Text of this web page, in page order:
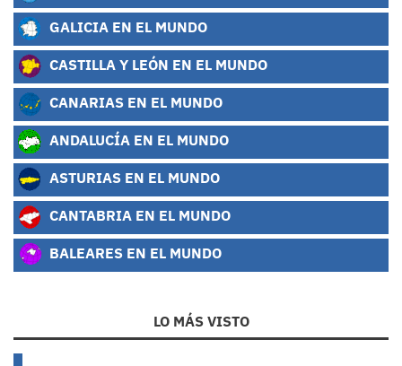
GALICIA EN EL MUNDO
CASTILLA Y LEÓN EN EL MUNDO
CANARIAS EN EL MUNDO
ANDALUCÍA EN EL MUNDO
ASTURIAS EN EL MUNDO
CANTABRIA EN EL MUNDO
BALEARES EN EL MUNDO
LO MÁS VISTO